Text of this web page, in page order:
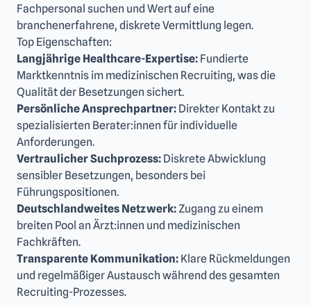
Fachpersonal suchen und Wert auf eine
branchenerfahrene, diskrete Vermittlung legen.
Top Eigenschaften:
Langjährige Healthcare-Expertise: Fundierte
Marktkenntnis im medizinischen Recruiting, was die
Qualität der Besetzungen sichert.
Persönliche Ansprechpartner: Direkter Kontakt zu
spezialisierten Berater:innen für individuelle
Anforderungen.
Vertraulicher Suchprozess: Diskrete Abwicklung
sensibler Besetzungen, besonders bei
Führungspositionen.
Deutschlandweites Netzwerk:Zugang zu einem
breiten Pool an Ärzt:innen und medizinischen
Fachkräften.
Transparente Kommunikation: Klare Rückmeldungen
und regelmäßiger Austausch während des gesamten
Recruiting-Prozesses.